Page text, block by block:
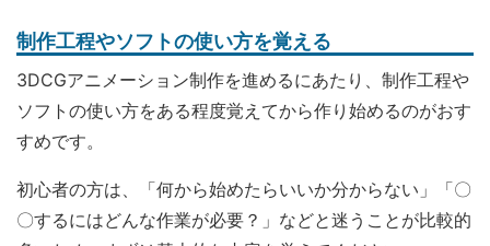
制作工程やソフトの使い方を覚える
3DCGアニメーション制作を進めるにあたり、制作工程や
ソフトの使い方をある程度覚えてから作り始めるのがおす
すめです。
初心者の方は、「何から始めたらいいか分からない」「〇
〇するにはどんな作業が必要？」などと迷うことが比較的